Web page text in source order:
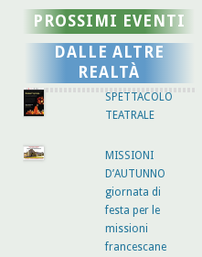
PROSSIMI EVENTI
DALLE ALTRE
REALTÀ
SPETTACOLO
TEATRALE
MISSIONI
D’AUTUNNO
giornata di
festa per le
missioni
francescane